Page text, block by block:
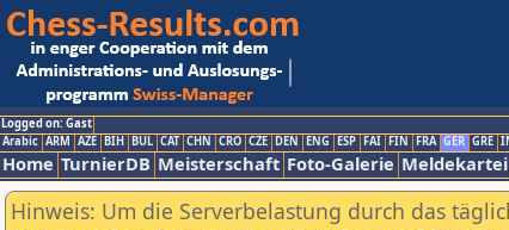
Logged on: Gast
Arabic ARM AZE BIH BUL CAT CHN CRO CZE DEN ENG ESP FAI FIN FRA GER GRE
Home TurnierDB Meisterschaft Foto-Galerie Meldekartei
Hinweis: Um die Serverbelastung durch das